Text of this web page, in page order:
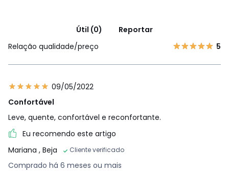
Útil (0)
Reportar
Relação qualidade/preço
5
09/05/2022
Confortável
Leve, quente, confortável e reconfortante.
Eu recomendo este artigo
Mariana , Beja Cliente verificado
Comprado há 6 meses ou mais